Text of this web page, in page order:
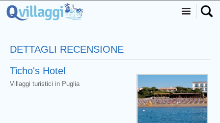
DETTAGLI RECENSIONE
Ticho's Hotel
Villaggi turistici in Puglia